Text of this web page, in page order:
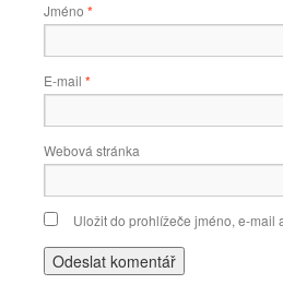
Jméno *
E-mail *
Webová stránka
Uložit do prohlížeče jméno, e-mail